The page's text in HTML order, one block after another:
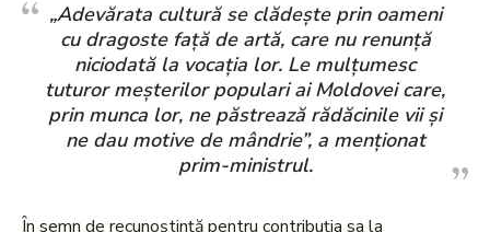
„Adevărata cultură se clădește prin oameni
cu dragoste față de artă, care nu renunță
niciodată la vocația lor. Le mulțumesc
tuturor meșterilor populari ai Moldovei care,
prin munca lor, ne păstrează rădăcinile vii și
ne dau motive de mândrie”, a menționat
prim-ministrul.
În semn de recunoștință pentru contribuția sa la